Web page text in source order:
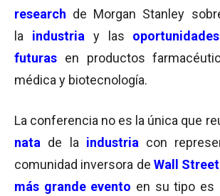
research de Morgan Stanley
la industria y las oportunidades
futuras en productos
médica y biotecnología.
La conferencia no es la única que
nata de la industria con
comunidad inversora de Wall Street
más grande evento en su tipo es